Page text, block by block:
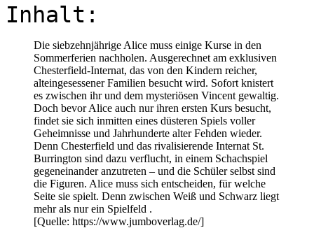
Inhalt:
Die siebzehnjährige Alice muss einige Kurse in den
Sommerferien nachholen. Ausgerechnet am exklusiven
Chesterfield-Internat, das von den Kindern reicher,
alteingesessener Familien besucht wird. Sofort knistert
es zwischen ihr und dem mysteriösen Vincent gewaltig.
Doch bevor Alice auch nur ihren ersten Kurs besucht,
findet sie sich inmitten eines düsteren Spiels voller
Geheimnisse und Jahrhunderte alter Fehden wieder.
Denn Chesterfield und das rivalisierende Internat St.
Burrington sind dazu verflucht, in einem Schachspiel
gegeneinander anzutreten – und die Schüler selbst sind
die Figuren. Alice muss sich entscheiden, für welche
Seite sie spielt. Denn zwischen Weiß und Schwarz liegt
mehr als nur ein Spielfeld .
[Quelle: https://www.jumboverlag.de/]